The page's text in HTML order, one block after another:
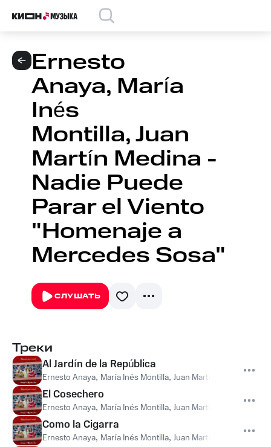
Ernesto
Anaya, María
Inés
Montilla, Juan
Martín Medina -
Nadie Puede
Parar el Viento
"Homenaje a
Mercedes Sosa"
СЛУШАТЬ
Треки
Al Jardín de la República
Ernesto Anaya, María Inés Montilla, Juan Martín Medina
El Cosechero
Ernesto Anaya, María Inés Montilla, Juan Martín Medina
Como la Cigarra
Ernesto Anaya, María Inés Montilla, Juan Martín Medina